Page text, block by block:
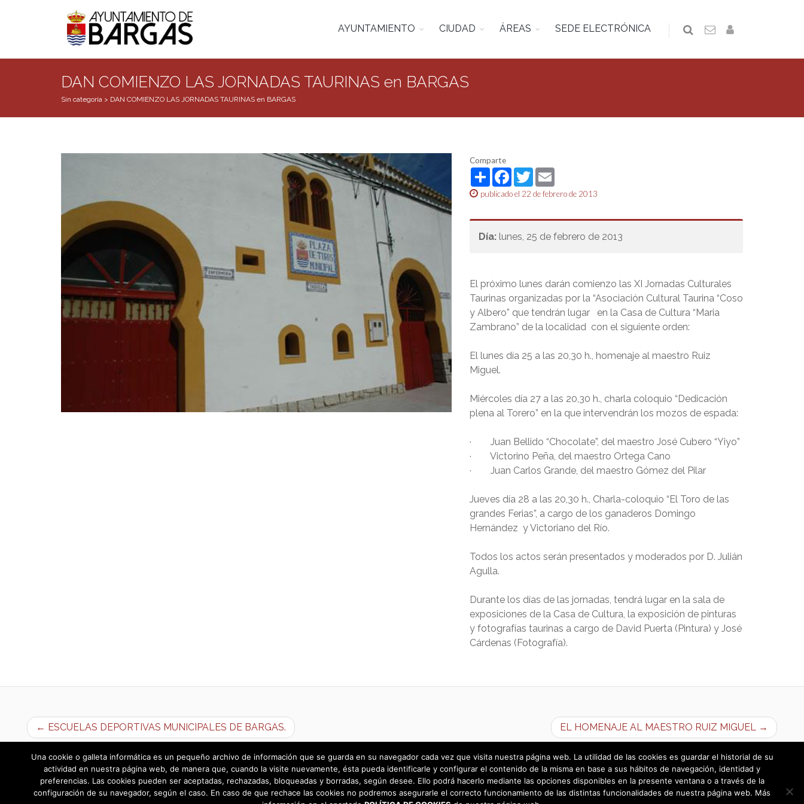
AYUNTAMIENTO CIUDAD ÁREAS SEDE ELECTRÓNICA
DAN COMIENZO LAS JORNADAS TAURINAS en BARGAS
Sin categoría > DAN COMIENZO LAS JORNADAS TAURINAS en BARGAS
Comparte
ShareFacebook
TwitterEmail
publicado el 22 de febrero de 2013
Día: lunes, 25 de febrero de 2013
El próximo lunes darán comienzo las XI Jornadas Culturales
Taurinas organizadas por la “Asociación Cultural Taurina “Coso
y Albero” que tendrán lugar en la Casa de Cultura “Maria
Zambrano” de la localidad con el siguiente orden:
El lunes día 25 a las 20,30 h., homenaje al maestro Ruiz
Miguel.
Miércoles día 27 a las 20,30 h., charla coloquio “Dedicación
plena al Torero” en la que intervendrán los mozos de espada:
· Juan Bellido “Chocolate”, del maestro José Cubero “Yiyo”
· Victorino Peña, del maestro Ortega Cano
· Juan Carlos Grande, del maestro Gómez del Pilar
Jueves día 28 a las 20,30 h., Charla-coloquio “El Toro de las
grandes Ferias”, a cargo de los ganaderos Domingo
Hernández y Victoriano del Río.
Todos los actos serán presentados y moderados por D. Julián
Agulla.
Durante los días de las jornadas, tendrá lugar en la sala de
exposiciones de la Casa de Cultura, la exposición de pinturas
y fotografías taurinas a cargo de David Puerta (Pintura) y José
Cárdenas (Fotografía).
← ESCUELAS DEPORTIVAS MUNICIPALES DE BARGAS. EL HOMENAJE AL MAESTRO RUIZ MIGUEL →
Una cookie o galleta informática es un pequeño archivo de información que se guarda en su navegador cada vez que visita nuestra página web. La utilidad de las cookies es guardar el historial de su
actividad en nuestra página web, de manera que, cuando la visite nuevamente, ésta pueda identificarle y configurar el contenido de la misma en base a sus hábitos de navegación, identidad y
preferencias. Las cookies pueden ser aceptadas, rechazadas, bloqueadas y borradas, según desee. Ello podrá hacerlo mediante las opciones disponibles en la presente ventana o a través de la
configuración de su navegador, según el caso. En caso de que rechace las cookies no podremos asegurarle el correcto funcionamiento de las distintas funcionalidades de nuestra página web. Más